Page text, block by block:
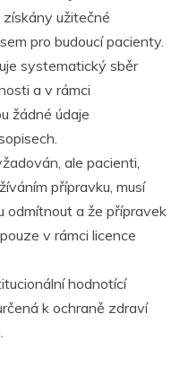
užitečné
pro budoucí pacienty.
systematický sběr
a v rámci
žádné údaje
ale pacienti,
přípravku, musí
odmítnout a že přípravek
v rámci licence
hodnotící
k ochraně zdraví